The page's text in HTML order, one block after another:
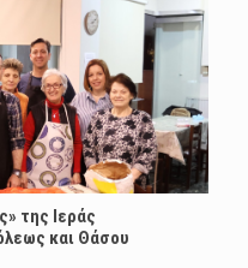
της Ιεράς
και Θάσου